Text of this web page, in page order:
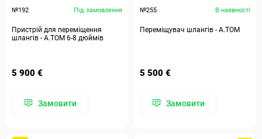
№192 Під замовлення
Пристрій для переміщення
шлангів - А.ТОМ 6-8 дюймів
5 900 €
Замовити
№255 В наявності
Переміщувач шлангів - А.ТОМ
5 500 €
Замовити